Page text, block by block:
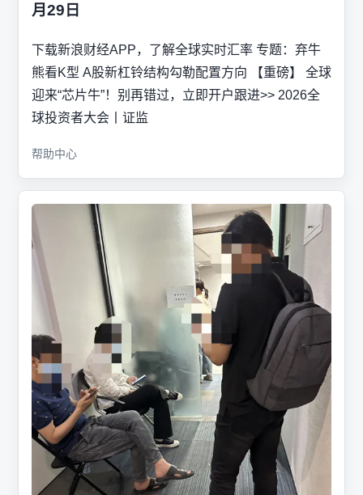
月29日
下载新浪财经APP，了解全球实时汇率 专题：弃牛
熊看K型 A股新杠铃结构勾勒配置方向 【重磅】 全球
迎来“芯片牛”！别再错过，立即开户跟进>> 2026全
球投资者大会丨证监
帮助中心